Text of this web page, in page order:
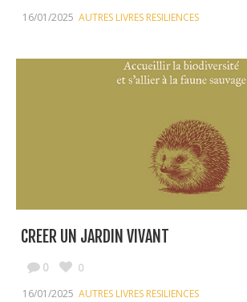
16/01/2025 AUTRES LIVRES RESILIENCES
CREER UN JARDIN VIVANT
0
0
16/01/2025 AUTRES LIVRES RESILIENCES